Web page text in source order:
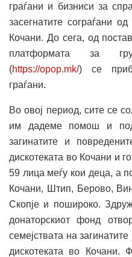
граѓани и бизниси за
засегнатите сограѓани
Кочани. До сега, од
платформата за
(https://opop.mk/) се
граѓани.
Во овој период, сите се
им дадеме помош и
загинатите и
дискотеката во Кочани и
59 лица меѓу кои деца, а
Кочани, Штип, Берово,
Скопје и пошироко.
донаторскиот фонд
семејствата на
дискотеката во